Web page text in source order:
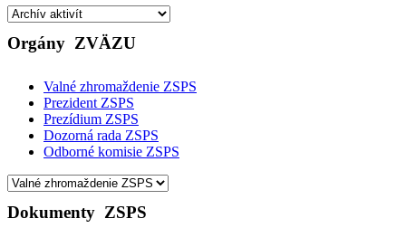
Orgány ZVÄZU
Valné zhromaždenie ZSPS
Prezident ZSPS
Prezídium ZSPS
Dozorná rada ZSPS
Odborné komisie ZSPS
Dokumenty ZSPS